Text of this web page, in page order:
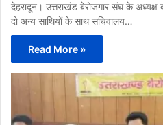
देहरादून। उत्तराखंड बेरोजगार संघ के अध्यक्ष
दो अन्य साथियों के साथ सचिवालय…
Read More »